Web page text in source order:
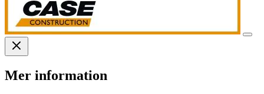
Mer information